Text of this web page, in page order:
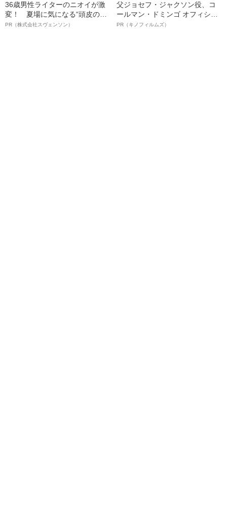
36歳男性ライターのニオイが激
変！ 夏場に気になる“頭皮のニ
オイ”や“ベタつき”を解消す
PR（株式会社スヴェンソン）
父ジョセフ・ジャクソン役、コ
ールマン・ドミンゴ オフィシャ
ルインタビュー“観客を魅了した
PR（キノフィルムズ）